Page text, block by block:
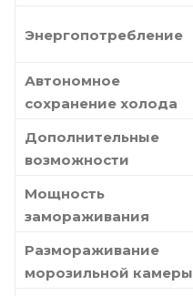
Энергопотребление
Автономное
сохранение холода
Дополнительные
возможности
Мощность
замораживания
Размораживание
морозильной камеры